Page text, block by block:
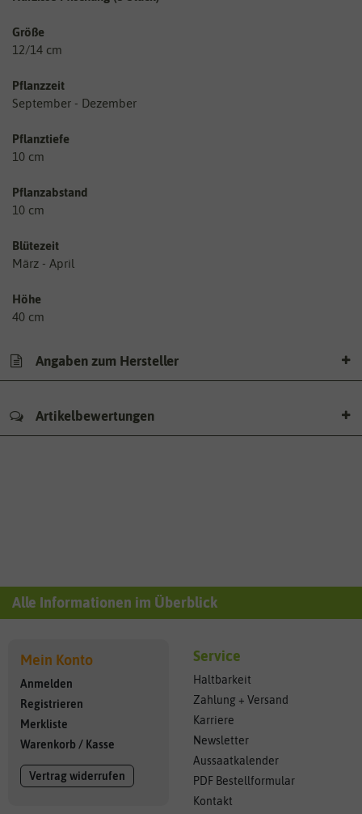
Größe
12/14 cm
Pflanzzeit
September - Dezember
Pflanztiefe
10 cm
Pflanzabstand
10 cm
Blütezeit
März - April
Höhe
40 cm
Angaben zum Hersteller
Artikelbewertungen
Alle Informationen im Überblick
Mein Konto
Anmelden
Registrieren
Merkliste
Warenkorb / Kasse
Vertrag widerrufen
Service
Haltbarkeit
Zahlung + Versand
Karriere
Newsletter
Aussaatkalender
PDF Bestellformular
Kontakt